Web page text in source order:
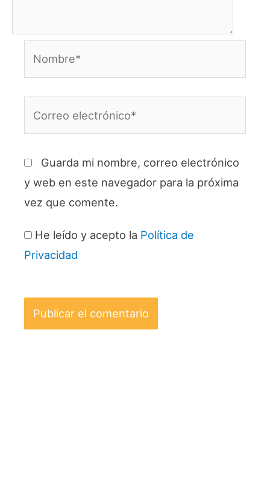
Guarda mi nombre, correo electrónico
y web en este navegador para la próxima
vez que comente.
He leído y acepto la Política de
Privacidad